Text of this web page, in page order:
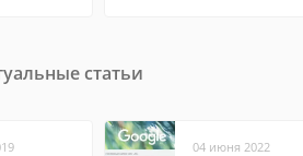
статьи
04 июня 2022